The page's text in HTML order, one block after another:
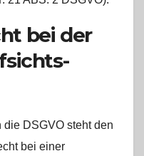
bei der
die DSGVO steht den
bei einer